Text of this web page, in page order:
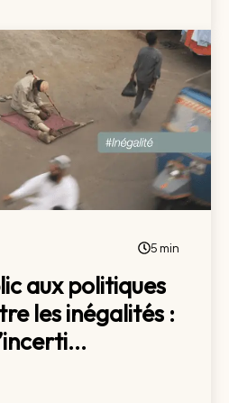
5 min
aux politiques
les inégalités :